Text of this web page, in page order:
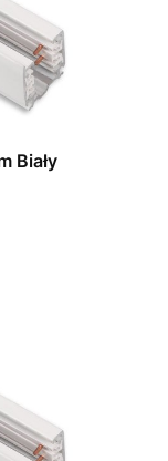
Biały